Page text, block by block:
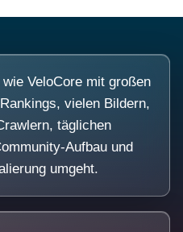
VeloCore mit großen
vielen Bildern,
täglichen
Aufbau und
umgeht.